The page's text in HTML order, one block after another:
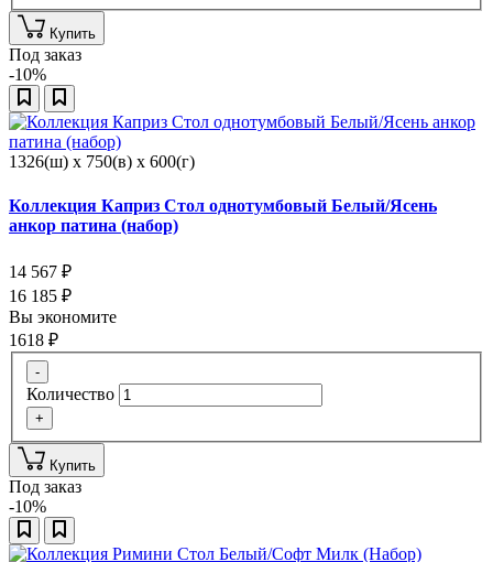
Купить
Под заказ
-10%
1326(ш) x 750(в) x 600(г)
Коллекция Каприз Стол однотумбовый Белый/Ясень
анкор патина (набор)
14 567 ₽
16 185 ₽
Вы экономите
1618 ₽
-
Количество
+
Купить
Под заказ
-10%